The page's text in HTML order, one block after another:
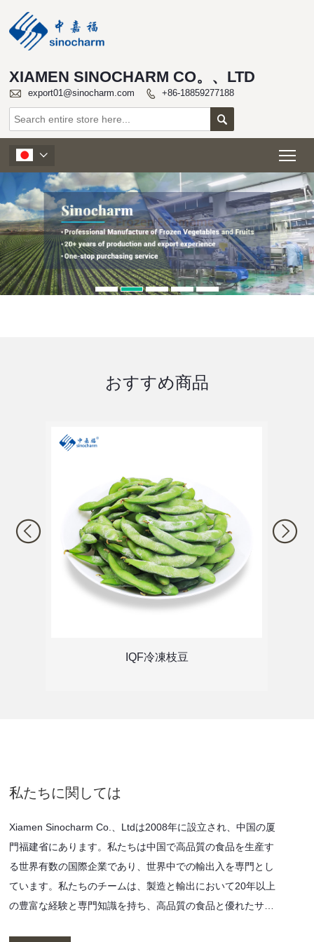
XIAMEN SINOCHARM CO。、LTD
 export01@sinocharm.com  +86-18859277188


おすすめ商品
IQF冷凍枝豆
私たちに関しては
Xiamen Sinocharm Co.、Ltdは2008年に設立され、中国の厦
門福建省にあります。私たちは中国で高品質の食品を生産す
る世界有数の国際企業であり、世界中での輸出入を専門とし
ています。私たちのチームは、製造と輸出において20年以上
の豊富な経験と専門知識を持ち、高品質の食品と優れたサー